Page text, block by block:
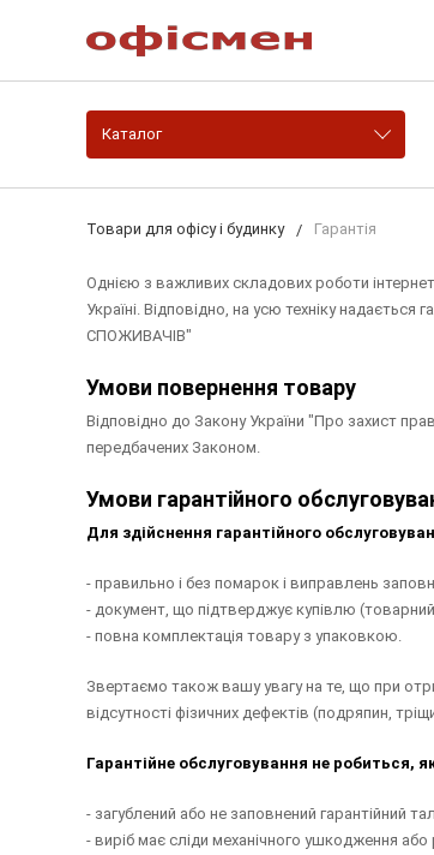
Каталог
Товари для офісу і будинку Гарантія
Однією з важливих складових роботи
Україні. Відповідно, на усю техніку
СПОЖИВАЧІВ"
Умови повернення товару
Відповідно до Закону України "Про захист
передбачених Законом.
Умови гарантійного
Для здійснення гарантійного
- правильно і без помарок і виправлень
- документ, що підтверджує купівлю
- повна комплектація товару з упаковкою.
Звертаємо також вашу увагу на те, що при
відсутності фізичних дефектів (подряпин,
Гарантійне обслуговування не робиться,
- загублений або не заповнений гарантійний
- виріб має сліди механічного ушкодження або